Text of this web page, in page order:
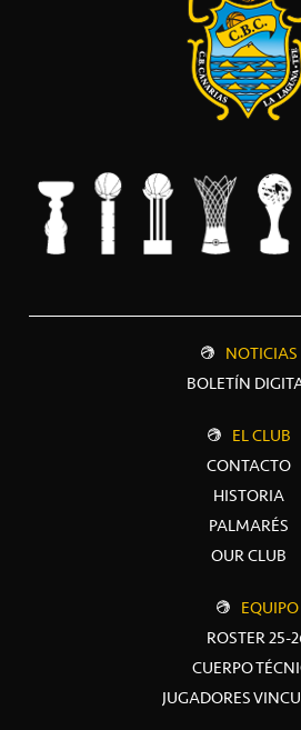
NOTICIAS
BOLETÍN
EL CLUB
CONTACTO
HISTORIA
PALMARÉS
OUR CLUB
EQUIPO
ROSTER 25-
CUERPO
JUGADORES